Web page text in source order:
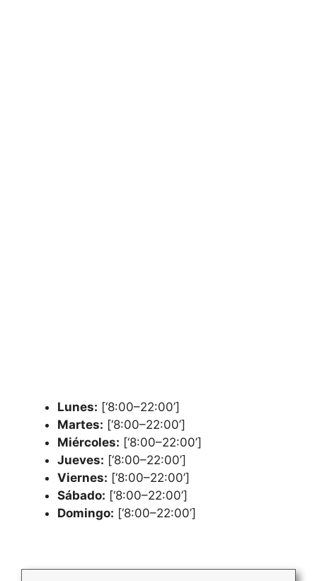
Lunes: [‘8:00–22:00’]
Martes: [‘8:00–22:00’]
Miércoles: [‘8:00–22:00’]
Jueves: [‘8:00–22:00’]
Viernes: [‘8:00–22:00’]
Sábado: [‘8:00–22:00’]
Domingo: [‘8:00–22:00’]